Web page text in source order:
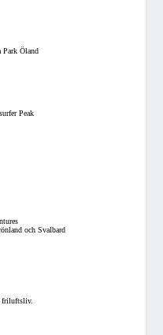
Park Öland
Peak
och Svalbard
friluftsliv.